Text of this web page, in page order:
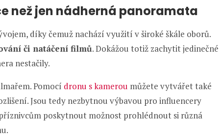
než jen nádherná panoramata
díky čemuž nachází využití v široké škále oborů.
či natáčení filmů. Dokážou totiž zachytit jedinečné
nestačily.
Pomocí dronu s kamerou můžete vytvářet také
Jsou tedy nezbytnou výbavou pro influencery
poskytnout možnost prohlédnout si různá